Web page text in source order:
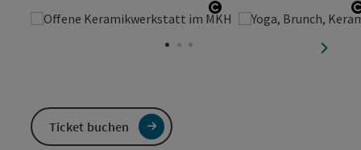
Copyright öffnen
Ticket buchen